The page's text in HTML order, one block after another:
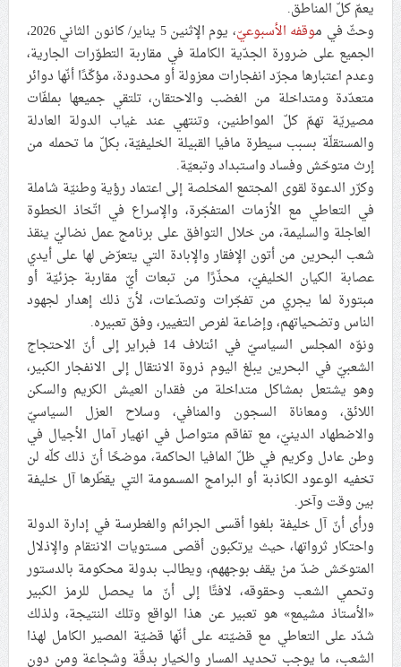
علماء البحرين: طلب الترخيص والإجازة من السلطة في
ممارسة الشعائر الحسينيّة هو في حقيقته محاربة لقضيّة
الإمام الحسين «ع»
لجنة مراسم الوداع والتشييع ومواراة الجثمان للإمام الشهيد
السيّد علي الحسيني الخامنئي تنشر تفاصيل التشييع في
إيران والعراق
يعمّ كلّ المناطق.
وحثّ في موقفه الأسبوعيّ
، يوم الإثنين 5 يناير/ كانون الثاني 2026،
الجميع على ضرورة الجدّية الكاملة في مقاربة التطوّرات الجارية،
وعدم اعتبارها مجرّد انفجارات معزولة أو محدودة، مؤكّدًا أنّها دوائر
متعدّدة ومتداخلة من الغضب والاحتقان، تلتقي جميعها بملفّات
مصيريّة تهمّ كلّ المواطنين، وتنتهي عند غياب الدولة العادلة
والمستقلّة بسبب سيطرة مافيا القبيلة الخليفيّة، بكلّ ما تحمله من
إرث متوحّش وفساد واستبداد وتبعيّة.
وكرّر الدعوة لقوى المجتمع المخلصة إلى اعتماد رؤية وطنيّة شاملة
في التعاطي مع الأزمات المتفجّرة، والإسراع في اتّخاذ الخطوة
العاجلة والسليمة، من خلال التوافق على برنامج عمل نضاليّ ينقذ
شعب البحرين من أتون الإفقار والإبادة التي يتعرّض لها على أيدي
عصابة الكيان الخليفيّ، محذّرًا من تبعات أيّ مقاربة جزئيّة أو
مبتورة لما يجري من تفجّرات وتصدّعات، لأنّ ذلك إهدار لجهود
الناس وتضحياتهم، وإضاعة لفرص التغيير، وفق تعبيره.
ونوّه المجلس السياسيّ في ائتلاف 14 فبراير إلى أنّ الاحتجاج
الشعبيّ في البحرين يبلغ اليوم ذروة الانتقال إلى الانفجار الكبير،
وهو يشتعل بمشاكل متداخلة من فقدان العيش الكريم والسكن
اللائق، ومعاناة السجون والمنافي، وسلاح العزل السياسيّ
والاضطهاد الدينيّ، مع تفاقم متواصل في انهيار آمال الأجيال في
وطن عادل وكريم في ظلّ المافيا الحاكمة، موضحًا أنّ ذلك كلّه لن
تخفيه الوعود الكاذبة أو البرامج المسمومة التي يقطّرها آل خليفة
بين وقت وآخر.
ورأى أنّ آل خليفة بلغوا أقسى الجرائم والغطرسة في إدارة الدولة
واحتكار ثرواتها، حيث يرتكبون أقصى مستويات الانتقام والإذلال
المتوحّش ضدّ منْ يقف بوجههم، ويطالب بدولة محكومة بالدستور
وتحمي الشعب وحقوقه، لافتًا إلى أنّ ما يحصل للرمز الكبير
«الأستاذ مشيمع» هو تعبير عن هذا الواقع وتلك النتيجة، ولذلك
شدّد على التعاطي مع قضيّته على أنّها قضيّة المصير الكامل لهذا
الشعب، ما يوجب تحديد المسار والخيار بدقّة وشجاعة ومن دون